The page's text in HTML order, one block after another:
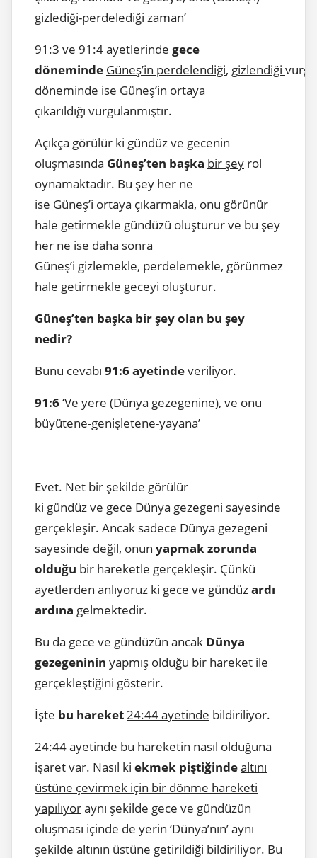
gizlediği-perdelediği zaman’
91:3 ve 91:4 ayetlerinde gece
döneminde Güneş’in perdelendiği, gizlendiği
döneminde ise Güneş’in ortaya
çıkarıldığı vurgulanmıştır.
Açıkça görülür ki gündüz ve gecenin
oluşmasında Güneş’ten başka bir şey rol
oynamaktadır. Bu şey her ne
ise Güneş’i ortaya çıkarmakla, onu görünür
hale getirmekle gündüzü oluşturur ve bu şey
her ne ise daha sonra
Güneş’i gizlemekle, perdelemekle, görünmez
hale getirmekle geceyi oluşturur.
Güneş’ten başka bir şey olan bu şey
nedir?
Bunu cevabı 91:6 ayetindeveriliyor.
91:6‘Ve yere (Dünya gezegenine), ve onu
büyütene-genişletene-yayana’
Evet. Net bir şekilde görülür
ki gündüz ve gece Dünya gezegeni sayesinde
gerçekleşir. Ancak sadece Dünya gezegeni
sayesinde değil, onun yapmak zorunda
olduğu bir hareketle gerçekleşir. Çünkü
ayetlerden anlıyoruz ki gece ve gündüzardı
ardına gelmektedir.
Bu da gece ve gündüzün ancak Dünya
gezegeninin yapmış olduğu bir hareket ile
gerçekleştiğini gösterir.
İşte bu hareket24:44 ayetinde bildiriliyor.
24:44 ayetinde bu hareketin nasıl olduğuna
işaret var. Nasıl ki ekmek piştiğindealtını
üstüne çevirmek için bir dönme hareketi
yapılıyoraynı şekilde gece ve gündüzün
oluşması içinde de yerin ‘Dünya’nın’ aynı
şekilde altının üstüne getirildiği bildiriliyor. Bu